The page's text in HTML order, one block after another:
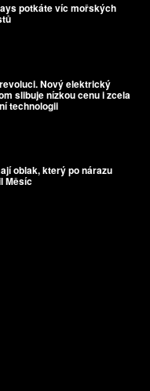
potkáte víc mořských
Nový elektrický
slibuje nízkou cenu i zcela
technologii
oblak, který po nárazu
Měsíc